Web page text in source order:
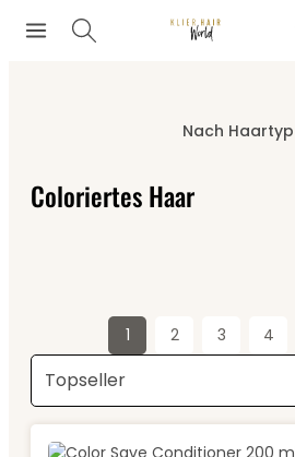
Zum Hauptinhalt springen
Nach Haartyp
Coloriertes Haar
Seite
1 Seite
2 Seite
3 Seite
4